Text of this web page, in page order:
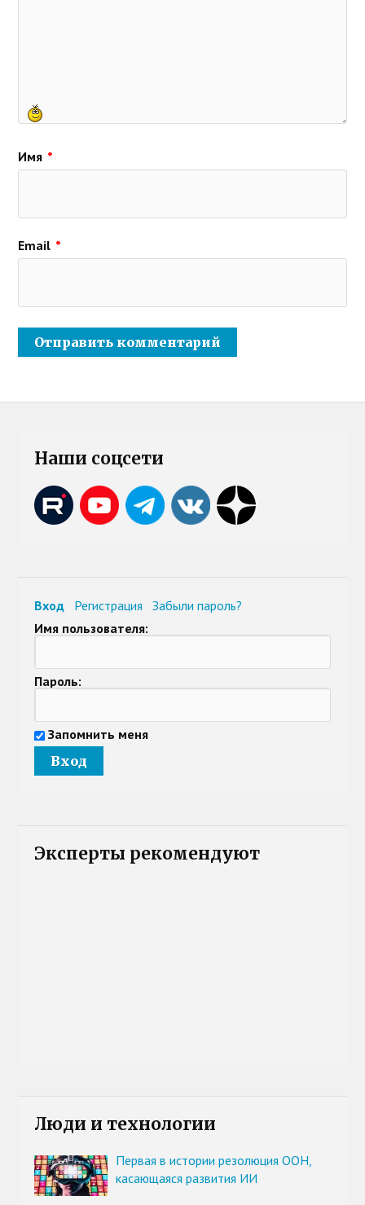
Имя *
Email *
Наши соцсети
Вход Регистрация
Забыли пароль?
Имя пользователя:
Пароль:
Запомнить меня
Эксперты рекомендуют
Люди и технологии
Первая в истории резолюция ООН,
касающаяся развития ИИ